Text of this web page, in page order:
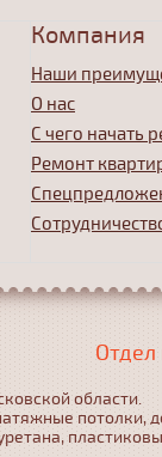
Компания
Наши
О нас
С чего начать
Ремонт
области.
потолки,